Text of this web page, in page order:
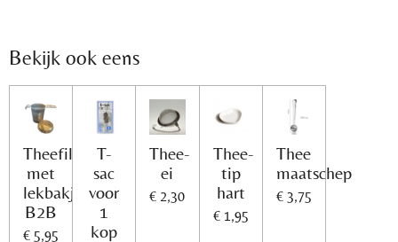
Bekijk ook eens
Theefilter
met
lekbakje
B2B
€ 5,95
T-
sac
voor
1
kop
Thee-
ei
€ 2,30
Thee-
tip
hart
€ 1,95
Thee
maatschep
€ 3,75